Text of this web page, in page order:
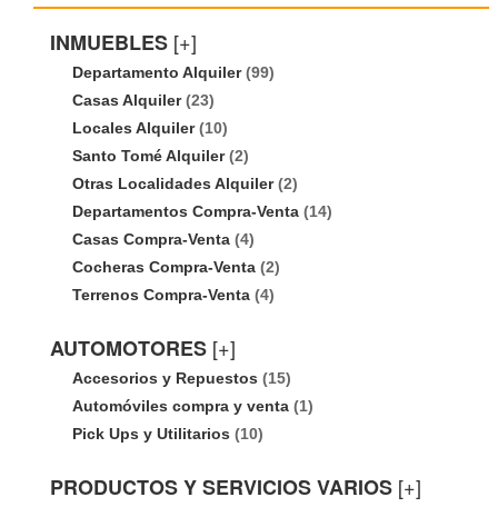
INMUEBLES [+]
Departamento Alquiler(99)
Casas Alquiler(23)
Locales Alquiler(10)
Santo Tomé Alquiler(2)
Otras Localidades Alquiler(2)
Departamentos Compra-Venta (14)
Casas Compra-Venta (4)
Cocheras Compra-Venta (2)
Terrenos Compra-Venta (4)
AUTOMOTORES [+]
Accesorios y Repuestos (15)
Automóviles compra y venta (1)
Pick Ups y Utilitarios (10)
PRODUCTOS Y SERVICIOS VARIOS [+]